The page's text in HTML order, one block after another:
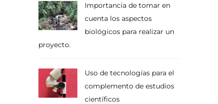
Importancia de tomar en
cuenta los aspectos
biológicos para realizar un
proyecto.
Uso de tecnologías para el
complemento de estudios
científicos